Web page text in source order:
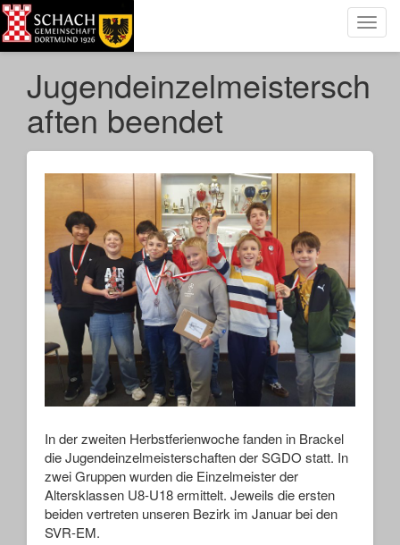
Jugendeinzelmeistersch
aften beendet
In der zweiten Herbstferienwoche fanden in Brackel
die Jugendeinzelmeisterschaften der SGDO statt. In
zwei Gruppen wurden die Einzelmeister der
Altersklassen U8-U18 ermittelt. Jeweils die ersten
beiden vertreten unseren Bezirk im Januar bei den
SVR-EM.